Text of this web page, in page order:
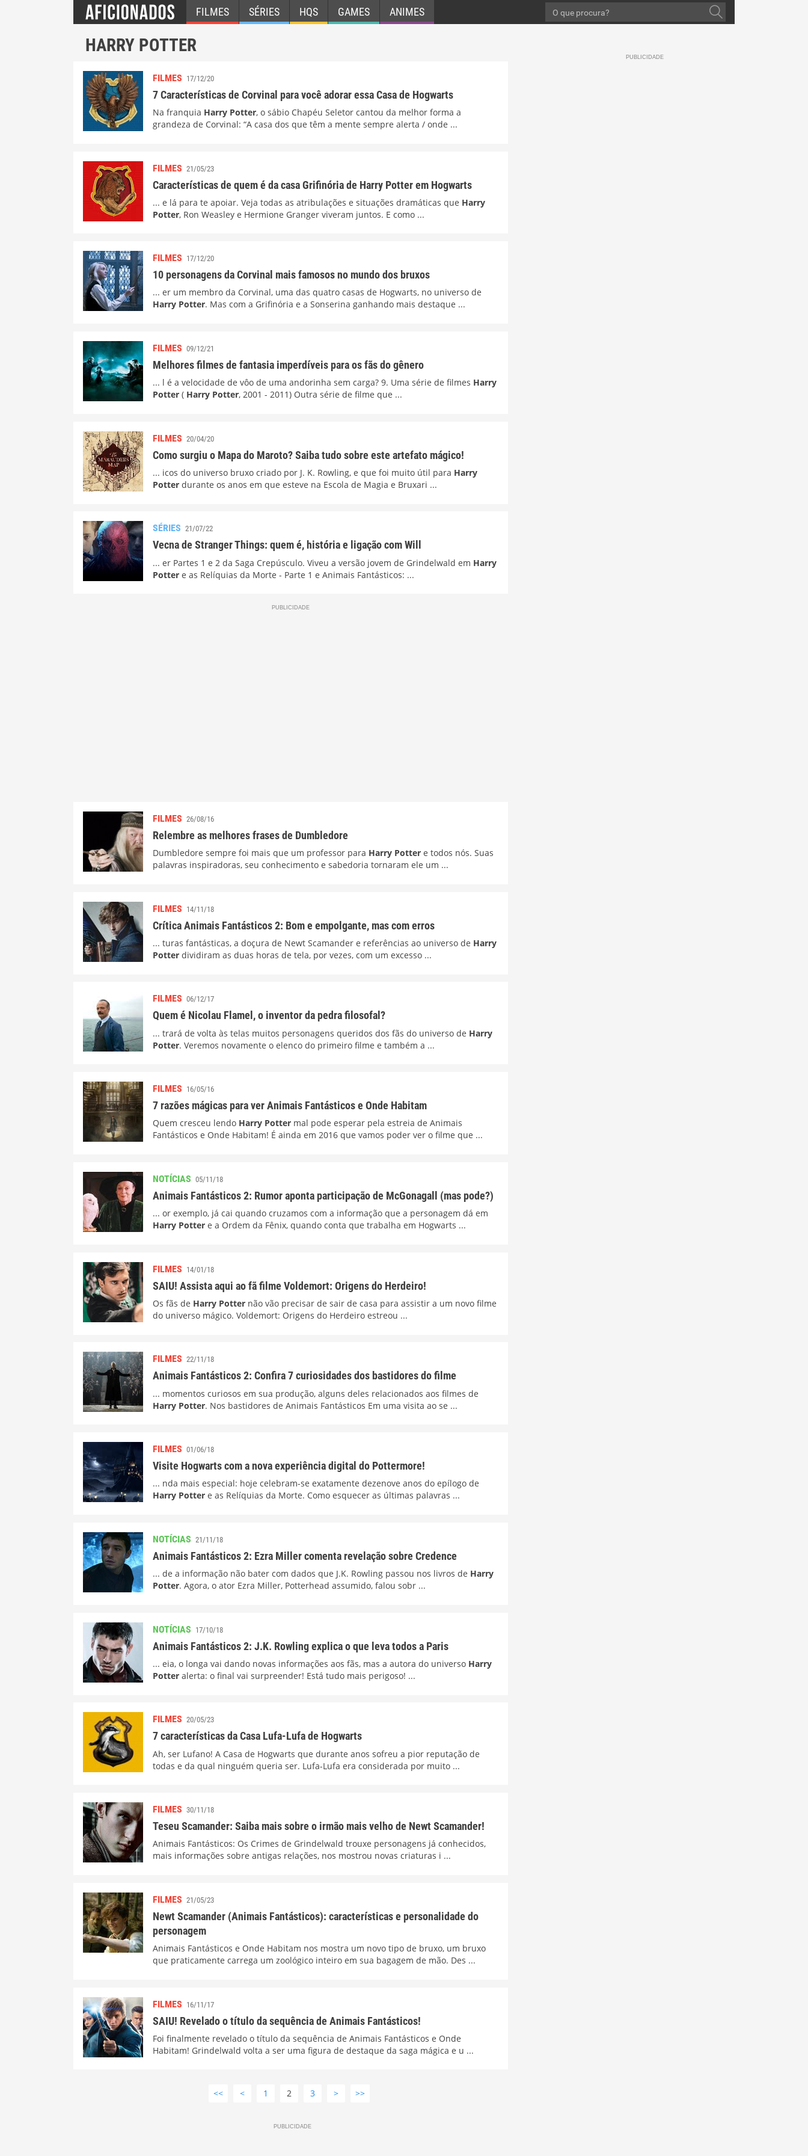
FILMES SÉRIES HQS GAMES ANIMES
HARRY POTTER
FILMES 17/12/20
7 Características de Corvinal para você adorar essa Casa de Hogwarts
Na franquia Harry Potter, o sábio Chapéu Seletor cantou da melhor forma a
grandeza de Corvinal: “A casa dos que têm a mente sempre alerta / onde ...
FILMES 21/05/23
Características de quem é da casa Grifinória de Harry Potter em Hogwarts
... e lá para te apoiar. Veja todas as atribulações e situações dramáticas que Harry
Potter, Ron Weasley e Hermione Granger viveram juntos. E como ...
FILMES 17/12/20
10 personagens da Corvinal mais famosos no mundo dos bruxos
... er um membro da Corvinal, uma das quatro casas de Hogwarts, no universo de
Harry Potter. Mas com a Grifinória e a Sonserina ganhando mais destaque ...
FILMES 09/12/21
Melhores filmes de fantasia imperdíveis para os fãs do gênero
... l é a velocidade de vôo de uma andorinha sem carga? 9. Uma série de filmes Harry
Potter ( Harry Potter, 2001 - 2011) Outra série de filme que ...
FILMES 20/04/20
Como surgiu o Mapa do Maroto? Saiba tudo sobre este artefato mágico!
... icos do universo bruxo criado por J. K. Rowling, e que foi muito útil para Harry
Potter durante os anos em que esteve na Escola de Magia e Bruxari ...
SÉRIES 21/07/22
Vecna de Stranger Things: quem é, história e ligação com Will
... er Partes 1 e 2 da Saga Crepúsculo. Viveu a versão jovem de Grindelwald em Harry
Potter e as Relíquias da Morte - Parte 1 e Animais Fantásticos: ...
FILMES 26/08/16
Relembre as melhores frases de Dumbledore
Dumbledore sempre foi mais que um professor para Harry Potter e todos nós. Suas
palavras inspiradoras, seu conhecimento e sabedoria tornaram ele um ...
FILMES 14/11/18
Crítica Animais Fantásticos 2: Bom e empolgante, mas com erros
... turas fantásticas, a doçura de Newt Scamander e referências ao universo de Harry
Potter dividiram as duas horas de tela, por vezes, com um excesso ...
FILMES 06/12/17
Quem é Nicolau Flamel, o inventor da pedra filosofal?
... trará de volta às telas muitos personagens queridos dos fãs do universo de Harry
Potter. Veremos novamente o elenco do primeiro filme e também a ...
FILMES 16/05/16
7 razões mágicas para ver Animais Fantásticos e Onde Habitam
Quem cresceu lendo Harry Potter mal pode esperar pela estreia de Animais
Fantásticos e Onde Habitam! É ainda em 2016 que vamos poder ver o filme que ...
NOTÍCIAS 05/11/18
Animais Fantásticos 2: Rumor aponta participação de McGonagall (mas pode?)
... or exemplo, já cai quando cruzamos com a informação que a personagem dá em
Harry Potter e a Ordem da Fênix, quando conta que trabalha em Hogwarts ...
FILMES 14/01/18
SAIU! Assista aqui ao fã filme Voldemort: Origens do Herdeiro!
Os fãs de Harry Potter não vão precisar de sair de casa para assistir a um novo filme
do universo mágico. Voldemort: Origens do Herdeiro estreou ...
FILMES 22/11/18
Animais Fantásticos 2: Confira 7 curiosidades dos bastidores do filme
... momentos curiosos em sua produção, alguns deles relacionados aos filmes de
Harry Potter. Nos bastidores de Animais Fantásticos Em uma visita ao se ...
FILMES 01/06/18
Visite Hogwarts com a nova experiência digital do Pottermore!
... nda mais especial: hoje celebram-se exatamente dezenove anos do epílogo de
Harry Potter e as Relíquias da Morte. Como esquecer as últimas palavras ...
NOTÍCIAS 21/11/18
Animais Fantásticos 2: Ezra Miller comenta revelação sobre Credence
... de a informação não bater com dados que J.K. Rowling passou nos livros de Harry
Potter. Agora, o ator Ezra Miller, Potterhead assumido, falou sobr ...
NOTÍCIAS 17/10/18
Animais Fantásticos 2: J.K. Rowling explica o que leva todos a Paris
... eia, o longa vai dando novas informações aos fãs, mas a autora do universo Harry
Potter alerta: o final vai surpreender! Está tudo mais perigoso! ...
FILMES 20/05/23
7 características da Casa Lufa-Lufa de Hogwarts
Ah, ser Lufano! A Casa de Hogwarts que durante anos sofreu a pior reputação de
todas e da qual ninguém queria ser. Lufa-Lufa era considerada por muito ...
FILMES 30/11/18
Teseu Scamander: Saiba mais sobre o irmão mais velho de Newt Scamander!
Animais Fantásticos: Os Crimes de Grindelwald trouxe personagens já conhecidos,
mais informações sobre antigas relações, nos mostrou novas criaturas i ...
FILMES 21/05/23
Newt Scamander (Animais Fantásticos): características e personalidade do
personagem
Animais Fantásticos e Onde Habitam nos mostra um novo tipo de bruxo, um bruxo
que praticamente carrega um zoológico inteiro em sua bagagem de mão. Des ...
FILMES 16/11/17
SAIU! Revelado o título da sequência de Animais Fantásticos!
Foi finalmente revelado o título da sequência de Animais Fantásticos e Onde
Habitam! Grindelwald volta a ser uma figura de destaque da saga mágica e u ...
<< < 1 2 3 > >>